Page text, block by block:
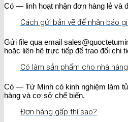
Có — linh hoạt nhận đơn hàng lẻ và
Cách gửi bản vẽ để nhận báo
Gửi file qua email
hoặc liên hệ trực tiếp để trao đổi chi
Có làm sản phẩm cho nhà
Có — Tứ Minh có kinh nghiệm làm
hàng và cơ sở chế biến.
Đơn hàng gấp thì sao?